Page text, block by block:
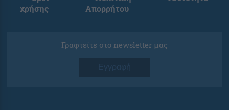
χρήσης
Απορρήτου
Γραφτείτε στο newsletter μας
Εγγραφή